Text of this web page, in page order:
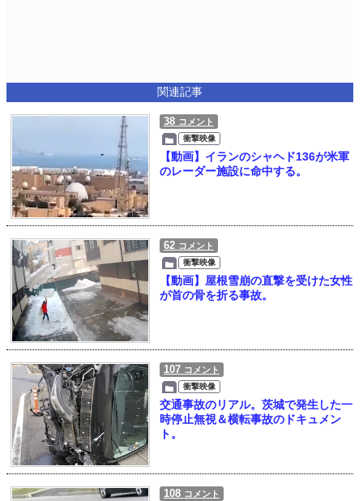
関連記事
38 コメント
衝撃映像
【動画】イランのシャヘド136が米軍
のレーダー施設に命中する。
62 コメント
衝撃映像
【動画】屋根雪崩の直撃を受けた女性
が首の骨を折る事故。
107 コメント
衝撃映像
交通事故のリアル。茨城で発生した一
時停止無視＆横転事故のドキュメン
ト。
108 コメント